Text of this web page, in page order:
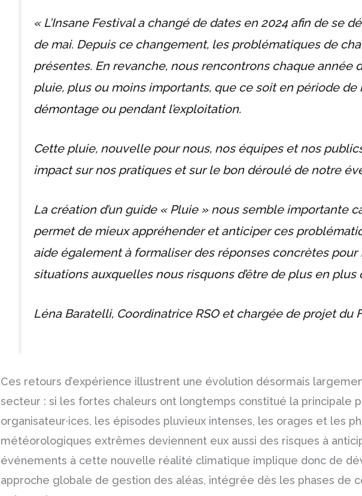
« L’Insane Festival a changé de dates en 2024 afin de se
de mai. Depuis ce changement, les problématiques de
présentes. En revanche, nous rencontrons chaque année
pluie, plus ou moins importants, que ce soit en période de
démontage ou pendant l’exploitation.
Cette pluie, nouvelle pour nous, nos équipes et nos
impact sur nos pratiques et sur le bon déroulé de notre
La création d’un guide « Pluie » nous semble importante
permet de mieux appréhender et anticiper ces
aide également à formaliser des réponses concrètes pour
situations auxquelles nous risquons d’être de plus en plus
Léna Baratelli, Coordinatrice RSO et chargée de projet du
Ces retours d’expérience illustrent une évolution désormais
secteur : si les fortes chaleurs ont longtemps constitué la principale
organisateur·ices, les épisodes pluvieux intenses, les orages et les
météorologiques extrêmes deviennent eux aussi des risques à
événements à cette nouvelle réalité climatique implique donc de
approche globale de gestion des aléas, intégrée dès les phases de